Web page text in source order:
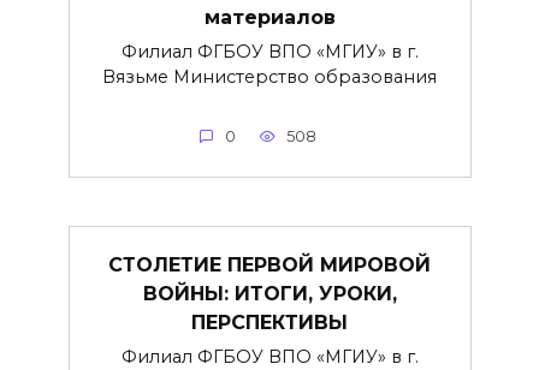
материалов
Филиал ФГБОУ ВПО «МГИУ» в г.
Вязьме Министерство образования
0 508
СТОЛЕТИЕ ПЕРВОЙ МИРОВОЙ
ВОЙНЫ: ИТОГИ, УРОКИ,
ПЕРСПЕКТИВЫ
Филиал ФГБОУ ВПО «МГИУ» в г.